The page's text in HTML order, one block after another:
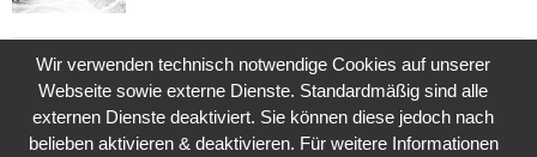
Die Geschichte der Kubushäuser
9. Juli 2018
Wir verwenden technisch notwendige Cookies auf unserer
Webseite sowie externe Dienste. Standardmäßig sind alle
externen Dienste deaktiviert. Sie können diese jedoch nach
belieben aktivieren & deaktivieren. Für weitere Informationen